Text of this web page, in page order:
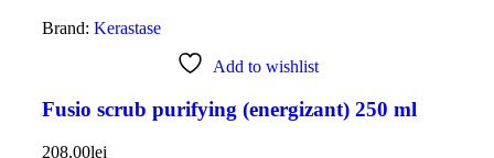
Brand: Kerastase
Add to wishlist
Fusio scrub purifying (energizant) 250 ml
208.00lei